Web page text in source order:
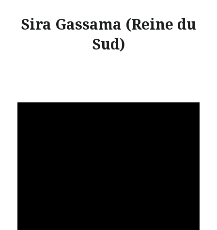
Sira Gassama (Reine du
Sud)